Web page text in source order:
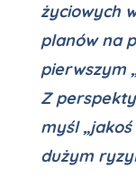
życiowych
planów na
pierwszym
Z
myśl
dużym